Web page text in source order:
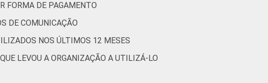
FORMA DE PAGAMENTO
DE COMUNICAÇÃO
NOS ÚLTIMOS 12 MESES
LEVOU A ORGANIZAÇÃO A UTILIZÁ-LO